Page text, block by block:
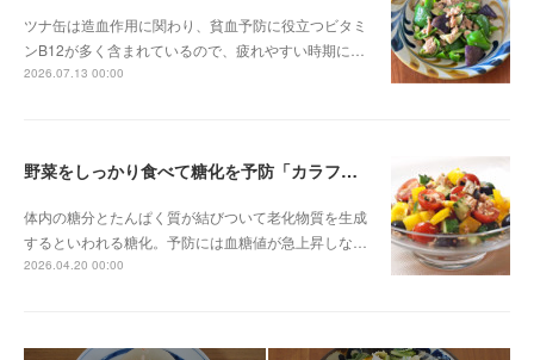
ツナ缶は造血作用に関わり、貧血予防に役立つビタミ
ンB12が多く含まれているので、疲れやすい時期に…
2026.07.13 00:00
野菜をしっかり食べて糖化を予防「カラフルサラダ」
体内の糖分とたんぱく質が結びついて老化物質を生成
するといわれる糖化。予防には血糖値が急上昇しな…
2026.04.20 00:00